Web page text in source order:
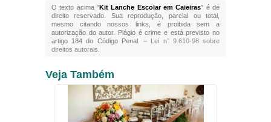
O texto acima "Kit Lanche Escolar em Caieiras" é de
direito reservado. Sua reprodução, parcial ou total,
mesmo citando nossos links, é proibida sem a
autorização do autor. Plágio é crime e está previsto no
artigo 184 do Código Penal. – Lei n° 9.610-98 sobre
direitos autorais
Veja Também